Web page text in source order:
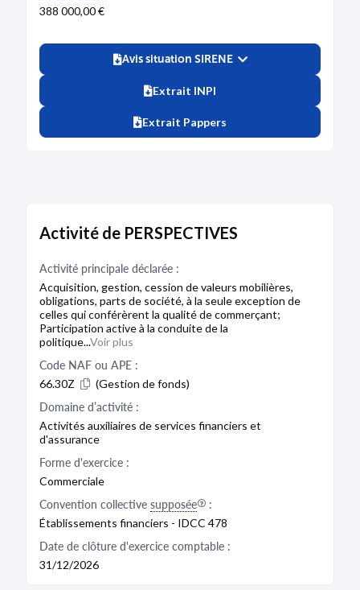
388 000,00 €
Avis situation SIRENE
Extrait INPI
Extrait Pappers
Activité de PERSPECTIVES
Activité principale déclarée :
Acquisition, gestion, cession de valeurs mobilières,
obligations, parts de société, à la seule exception de
celles qui conférèrent la qualité de commerçant;
Participation active à la conduite de la
politique...Voir plus
Code NAF ou APE :
66.30Z
(Gestion de fonds)
Domaine d’activité :
Activités auxiliaires de services financiers et
d'assurance
Forme d'exercice :
Commerciale
Convention collective supposée
:
Établissements financiers - IDCC 478
Date de clôture d'exercice comptable :
31/12/2026